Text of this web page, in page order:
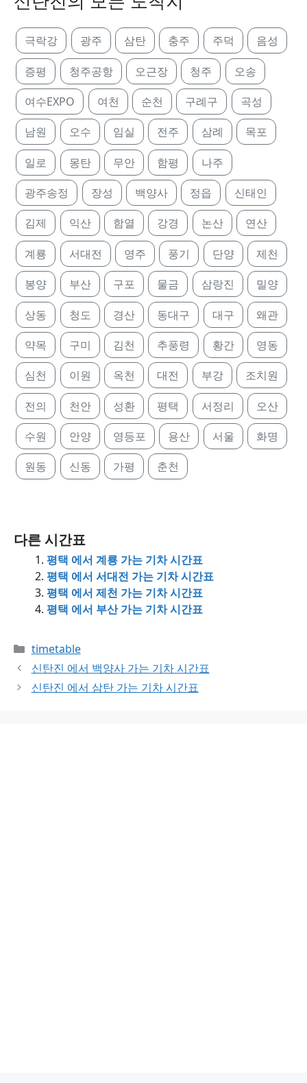
극락강 광주 삼탄 충주 주덕 음성
증평 청주공항 오근장 청주 오송
여수EXPO 여천 순천 구례구 곡성
남원 오수 임실 전주 삼례 목포
일로 몽탄 무안 함평 나주
광주송정 장성 백양사 정읍 신태인
김제 익산 함열 강경 논산 연산
계룡 서대전 영주 풍기 단양 제천
봉양 부산 구포 물금 삼랑진 밀양
상동 청도 경산 동대구 대구 왜관
약목 구미 김천 추풍령 황간 영동
심천 이원 옥천 대전 부강 조치원
전의 천안 성환 평택 서정리 오산
수원 안양 영등포 용산 서울 화명
원동 신동 가평 춘천
다른 시간표
평택 에서 계룡 가는 기차 시간표
평택 에서 서대전 가는 기차 시간표
평택 에서 제천 가는 기차 시간표
평택 에서 부산 가는 기차 시간표
Categories
timetable
신탄진 에서 백양사 가는 기차 시간표
신탄진 에서 삼탄 가는 기차 시간표